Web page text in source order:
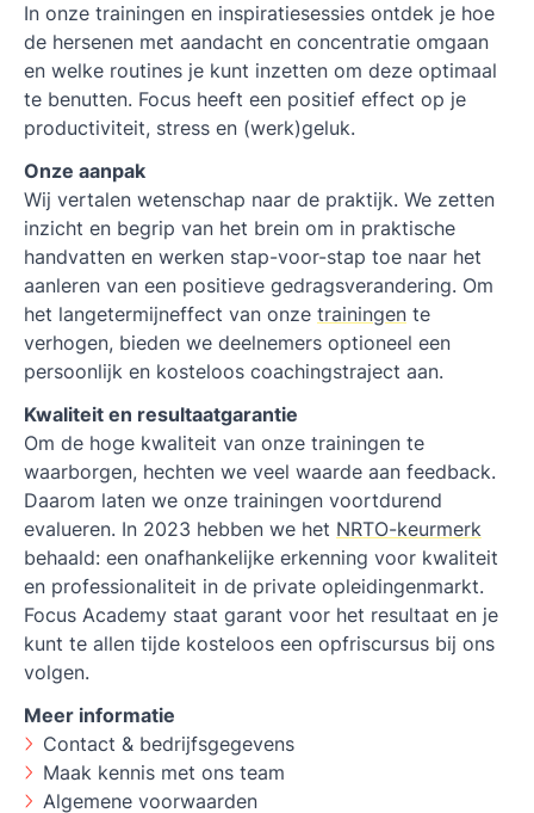
In onze trainingen en inspiratiesessies ontdek je hoe
de hersenen met aandacht en concentratie omgaan
en welke routines je kunt inzetten om deze optimaal
te benutten. Focus heeft een positief effect op je
productiviteit, stress en (werk)geluk.
Onze aanpak
Wij vertalen wetenschap naar de praktijk. We zetten
inzicht en begrip van het brein om in praktische
handvatten en werken stap-voor-stap toe naar het
aanleren van een positieve gedragsverandering. Om
het langetermijneffect van onze trainingen te
verhogen, bieden we deelnemers optioneel een
persoonlijk en kosteloos coachingstraject aan.
Kwaliteit en resultaatgarantie
Om de hoge kwaliteit van onze trainingen te
waarborgen, hechten we veel waarde aan feedback.
Daarom laten we onze trainingen voortdurend
evalueren. In 2023 hebben we het NRTO-keurmerk
behaald: een onafhankelijke erkenning voor kwaliteit
en professionaliteit in de private opleidingenmarkt.
Focus Academy staat garant voor het resultaat en je
kunt te allen tijde kosteloos een opfriscursus bij ons
volgen.
Meer informatie
Contact & bedrijfsgegevens
Maak kennis met ons team
Algemene voorwaarden